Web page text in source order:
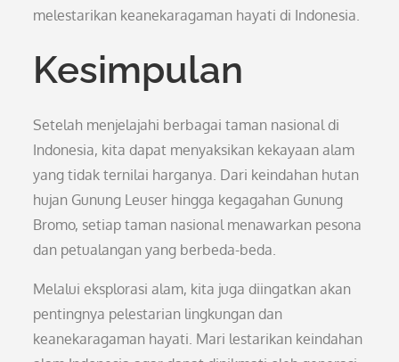
melestarikan keanekaragaman hayati di Indonesia.
Kesimpulan
Setelah menjelajahi berbagai taman nasional di
Indonesia, kita dapat menyaksikan kekayaan alam
yang tidak ternilai harganya. Dari keindahan hutan
hujan Gunung Leuser hingga kegagahan Gunung
Bromo, setiap taman nasional menawarkan pesona
dan petualangan yang berbeda-beda.
Melalui eksplorasi alam, kita juga diingatkan akan
pentingnya pelestarian lingkungan dan
keanekaragaman hayati. Mari lestarikan keindahan